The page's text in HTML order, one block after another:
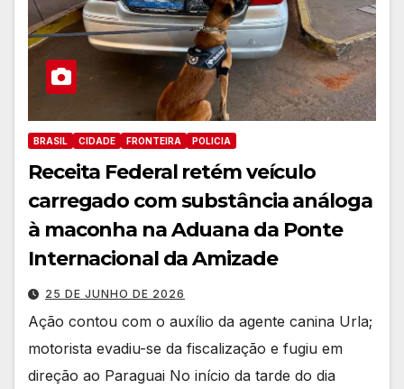
BRASIL CIDADE FRONTEIRA POLICIA
Receita Federal retém veículo
carregado com substância análoga
à maconha na Aduana da Ponte
Internacional da Amizade
25 DE JUNHO DE 2026
Ação contou com o auxílio da agente canina Urla;
motorista evadiu-se da fiscalização e fugiu em
direção ao Paraguai No início da tarde do dia